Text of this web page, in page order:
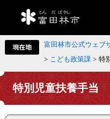
富田林市公式ウェブ
> こども政策課 > 特
特別児童扶養手当